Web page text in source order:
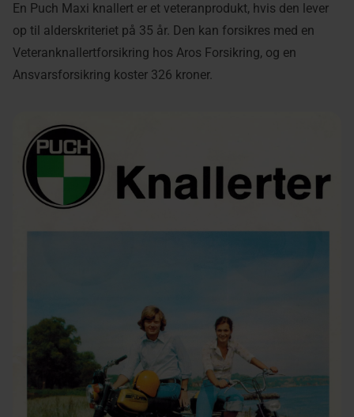
En Puch Maxi knallert er et veteranprodukt, hvis den lever
op til alderskriteriet på 35 år. Den kan forsikres med en
Veteranknallertforsikring hos Aros Forsikring, og en
Ansvarsforsikring koster 326 kroner.